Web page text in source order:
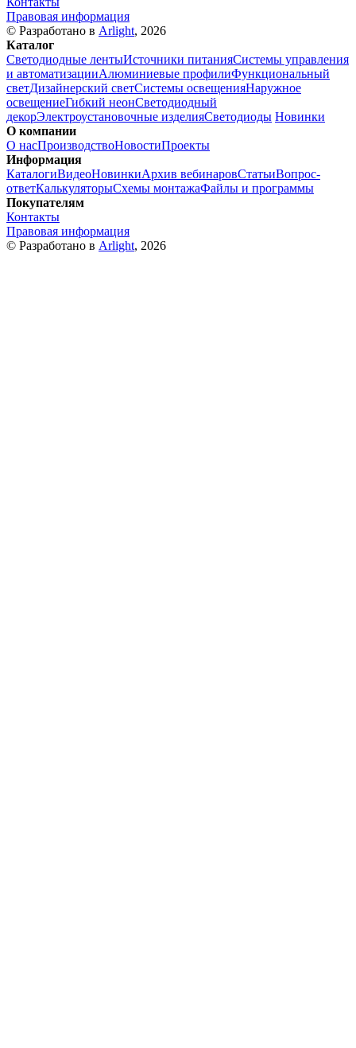
Правовая информация
© Разработано в Arlight, 2026
Каталог
Светодиодные лентыИсточники питанияСистемы управления
и автоматизацииАлюминиевые профилиФункциональный
светДизайнерский светСистемы освещенияНаружное
освещениеГибкий неонСветодиодный
декорЭлектроустановочные изделияСветодиоды Новинки
О компании
О насПроизводствоНовостиПроекты
Информация
КаталогиВидеоНовинкиАрхив вебинаровСтатьиВопрос-
ответКалькуляторыСхемы монтажаФайлы и программы
Покупателям
Контакты
Правовая информация
© Разработано в Arlight, 2026